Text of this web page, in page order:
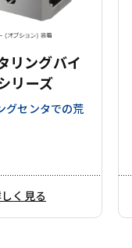
リングバイ
リーズ
グセンタでの荒
く見る